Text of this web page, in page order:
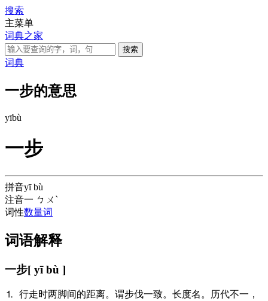
搜索
主菜单
词典之家
词典
一步的意思
yībù
一步
拼音yī bù
注音一 ㄅㄨˋ
词性数量词
词语解释
一步[ yī bù ]
⒈ 行走时两脚间的距离。谓步伐一致。长度名。历代不一，